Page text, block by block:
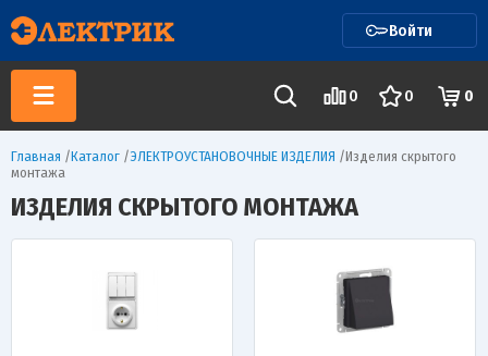
Войти
0 0 0
Главная /Каталог /ЭЛЕКТРОУСТАНОВОЧНЫЕ ИЗДЕЛИЯ /Изделия скрытого
монтажа
ИЗДЕЛИЯ СКРЫТОГО МОНТАЖА